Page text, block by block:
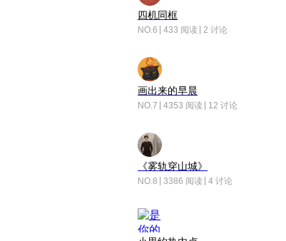
四机同框
NO.6 433 阅读 2 讨论
画出来的早晨
NO.7 4353 阅读 12 讨论
《雾轨穿山城》
NO.8 3386 阅读 4 讨论